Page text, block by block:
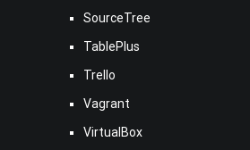
SourceTree
TablePlus
Trello
Vagrant
VirtualBox